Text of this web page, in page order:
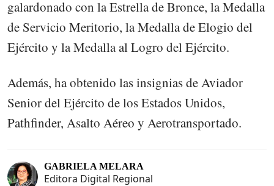
galardonado con la Estrella de Bronce, la Medalla
de Servicio Meritorio, la Medalla de Elogio del
Ejército y la Medalla al Logro del Ejército.
Además, ha obtenido las insignias de Aviador
Senior del Ejército de los Estados Unidos,
Pathfinder, Asalto Aéreo y Aerotransportado.
GABRIELA MELARA
Editora Digital Regional